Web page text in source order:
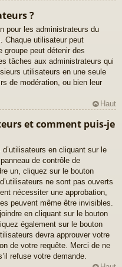
?
pour les administrateurs du
Chaque utilisateur peut
groupe peut détenir des
tâches aux administrateurs qui
utilisateurs en une seule
de modération, ou bien leur
Haut
et comment puis-je
en cliquant sur le
de contrôle de
un, cliquez sur le bouton
ne sont pas ouverts
nécessiter une approbation,
peuvent même être invisibles.
en cliquant sur le bouton
également sur le bouton
devra approuver votre
de votre requête. Merci de ne
refuse votre demande.